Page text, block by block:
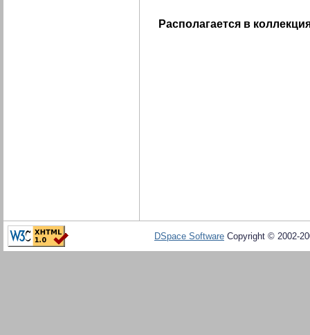
Располагается в
DSpace Software Copyright © 2002-